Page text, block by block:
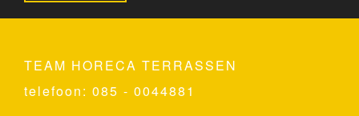
TEAM HORECA TERRASSEN
telefoon: 085 - 0044881